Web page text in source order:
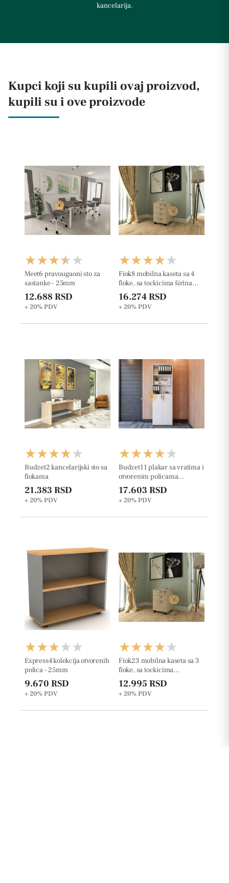
kancelarija.
Kupci koji su kupili ovaj proizvod,
kupili su i ove proizvode
Meet6 pravougaoni sto za
sastanke - 25mm
12.688 RSD
+ 20%PDV
Fiok8 mobilna kaseta sa 4
fioke, sa tockicima širina
42x50x63cm
16.274 RSD
+ 20%PDV
Budzet2 kancelarijski sto sa
fiokama
21.383 RSD
+ 20%PDV
Budzet11 plakar sa vratima i
otvorenim policama
227.6cm
17.603 RSD
+ 20%PDV
Express4 kolekcija otvorenih
polica - 25mm
9.670 RSD
+ 20%PDV
Fiok23 mobilna kaseta sa 3
fioke, sa tockicima
š42xd50xv63cm
12.995 RSD
+ 20%PDV